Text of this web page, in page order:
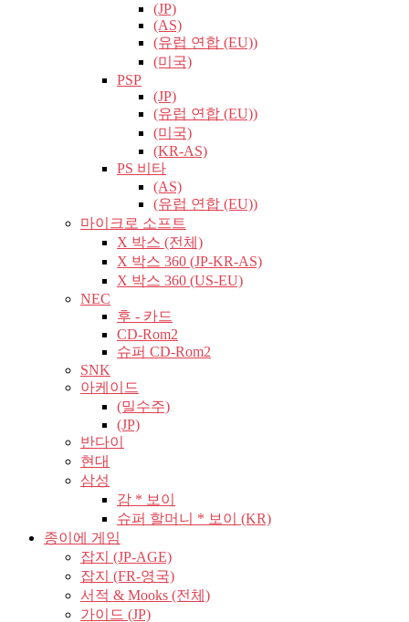
(JP)
(AS)
(유럽​​ 연합 (EU))
(미국)
PSP
(JP)
(유럽​​ 연합 (EU))
(미국)
(KR-AS)
PS 비타
(AS)
(유럽​​ 연합 (EU))
마이크로 소프트
X 박스 (전체)
X 박스 360 (JP-KR-AS)
X 박스 360 (US-EU)
NEC
후 - 카드
CD-Rom2
슈퍼 CD-Rom2
SNK
아케이드
(밀수주)
(JP)
반다이
현대
삼성
감 * 보이
슈퍼 할머니 * 보이 (KR)
종이에 게임
잡지 (JP-AGE)
잡지 (FR-영국)
서적 & Mooks (전체)
가이드 (JP)